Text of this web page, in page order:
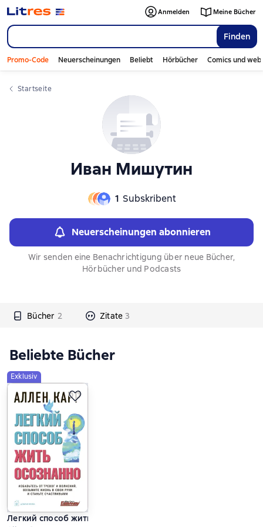
Finden
Anmelden Meine Bücher
Promo-Code Neuerscheinungen Beliebt Hörbücher Comics und
Startseite
Иван Мишутин
1 Subskribent
Neuerscheinungen abonnieren
Wir senden eine Benachrichtigung über neue Bücher,
Hörbücher und Podcasts
Bücher 2 Zitate 3
Слайдер с книгами
Beliebte Bücher
Exklusiv
Легкий способ жить осознанно
Слайдер с книгами